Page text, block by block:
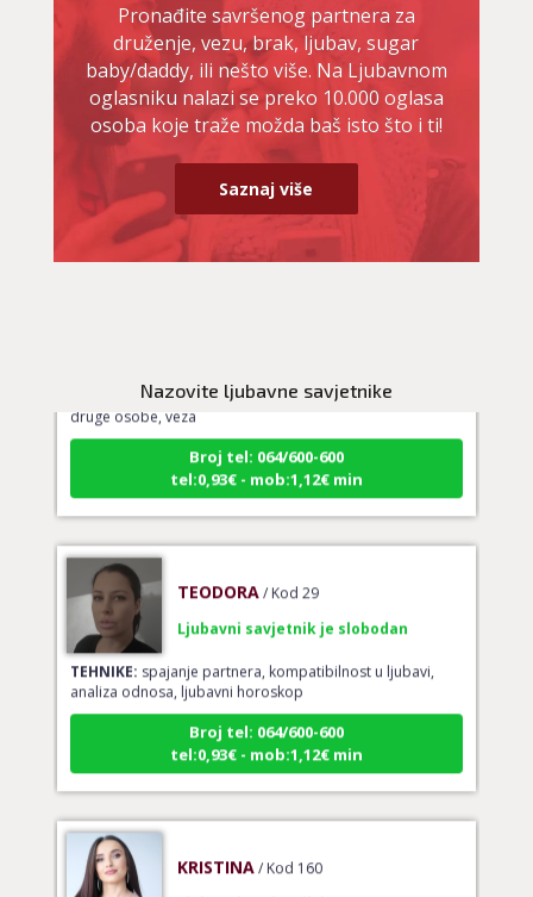
Pronađite savršenog partnera za
druženje, vezu, brak, ljubav, sugar
baby/daddy, ili nešto više. Na Ljubavnom
oglasniku nalazi se preko 10.000 oglasa
osoba koje traže možda baš isto što i ti!
Saznaj više
Nazovite ljubavne savjetnike
druge osobe, veza
Broj tel: 064/600-600
tel:0,93€ - mob:1,12€ min
TEHNIKE:spajanje partnera, kompatibilnost u ljubavi,
analiza odnosa, ljubavni horoskop
Broj tel: 064/600-600
tel:0,93€ - mob:1,12€ min